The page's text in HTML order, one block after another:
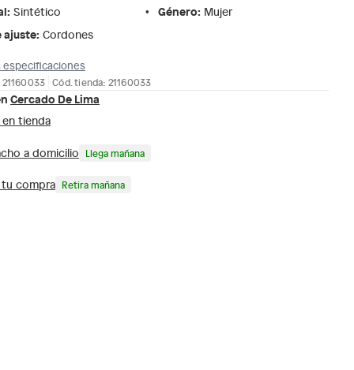
: Sintético Género: Mujer
ajuste: Cordones
especificaciones
Cód. tienda: 21160033
Cercado De Lima
tienda
a domicilio Llega mañana
tu compra Retira mañana